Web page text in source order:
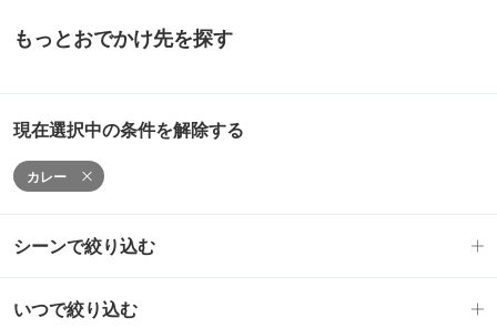
もっとおでかけ先を探す
現在選択中の条件を解除する
カレー
シーンで絞り込む
いつで絞り込む